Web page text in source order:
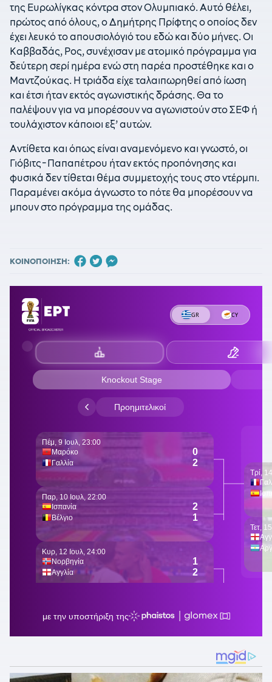
της Ευρωλίγκας κόντρα στον Ολυμπιακό. Αυτό θέλει,
πρώτος από όλους, ο Δημήτρης Πρίφτης ο οποίος δεν
έχει λευκό το απουσιολόγιό του εδώ και δύο μήνες. Οι
Καββαδάς, Ρος, συνέχισαν με ατομικό πρόγραμμα για
δεύτερη σερί ημέρα ενώ στη παρέα προστέθηκε και ο
Μαντζούκας. Η τριάδα είχε ταλαιπωρηθεί από ίωση
και έτσι ήταν εκτός αγωνιστικής δράσης. Θα το
παλέψουν για να μπορέσουν να αγωνιστούν στο ΣΕΦ ή
τουλάχιστον κάποιοι εξ’ αυτών.
Αντίθετα και όπως είναι αναμενόμενο και γνωστό, οι
Γιόβιτς-Παπαπέτρου ήταν εκτός προπόνησης και
φυσικά δεν τίθεται θέμα συμμετοχής τους στο ντέρμπι.
Παραμένει ακόμα άγνωστο το πότε θα μπορέσουν να
μπουν στο πρόγραμμα της ομάδας.
ΚΟΙΝΟΠΟΙΗΣΗ: